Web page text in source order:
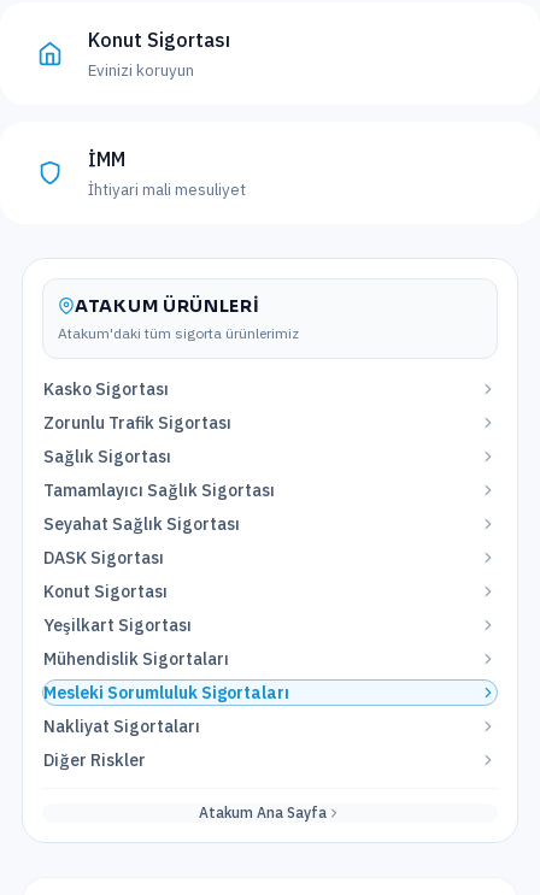
Konut Sigortası
Evinizi koruyun
İMM
İhtiyari mali mesuliyet
ATAKUM ÜRÜNLERI
Atakum'daki tüm sigorta ürünlerimiz
Kasko Sigortası
Zorunlu Trafik Sigortası
Sağlık Sigortası
Tamamlayıcı Sağlık Sigortası
Seyahat Sağlık Sigortası
DASK Sigortası
Konut Sigortası
Yeşilkart Sigortası
Mühendislik Sigortaları
Mesleki Sorumluluk Sigortaları
Nakliyat Sigortaları
Diğer Riskler
Atakum Ana Sayfa